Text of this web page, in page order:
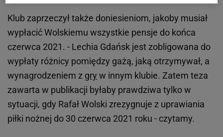
Klub zaprzeczył także doniesieniom, jakoby musiał
wypłacić Wolskiemu wszystkie pensje do końca
czerwca 2021. - Lechia Gdańsk jest zobligowana do
wypłaty różnicy pomiędzy gażą, jaką otrzymywał, a
wynagrodzeniem z gry w innym klubie. Zatem teza
zawarta w publikacji byłaby prawdziwa tylko w
sytuacji, gdy Rafał Wolski zrezygnuje z uprawiania
piłki nożnej do 30 czerwca 2021 roku - czytamy.